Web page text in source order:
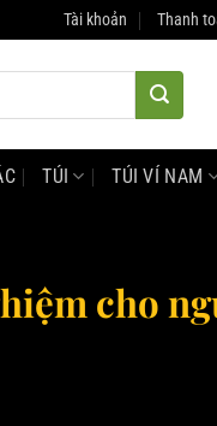
Tài khoản Thanh
TÚI TÚI VÍ NAM
cho